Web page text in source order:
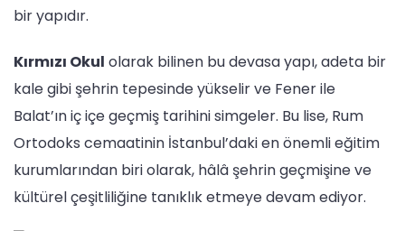
bir yapıdır.
Kırmızı Okul olarak bilinen bu devasa yapı, adeta bir
kale gibi şehrin tepesinde yükselir ve Fener ile
Balat’ın iç içe geçmiş tarihini simgeler. Bu lise, Rum
Ortodoks cemaatinin İstanbul’daki en önemli eğitim
kurumlarından biri olarak, hâlâ şehrin geçmişine ve
kültürel çeşitliliğine tanıklık etmeye devam ediyor.